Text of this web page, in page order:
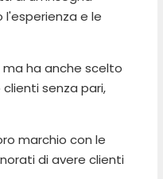
e le
ma ha anche scelto
senza pari,
marchio con le
di avere clienti